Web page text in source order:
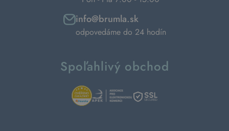
info@brumla.sk
odpovedáme do 24 hodín
Spoľahlivý obchod